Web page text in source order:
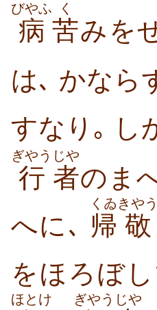
病
びやふ
苦
く
みを
は､ かなら
すなり｡ し
行
ぎやう
者
じや
のま
へに､ 帰
くゐ
敬
きやう
をほろぼ
ほとけ ぎやう じや